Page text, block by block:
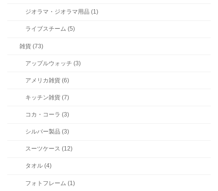
ジオラマ・ジオラマ用品 (1)
ライブスチーム (5)
雑貨 (73)
アップルウォッチ (3)
アメリカ雑貨 (6)
キッチン雑貨 (7)
コカ・コーラ (3)
シルバー製品 (3)
スーツケース (12)
タオル (4)
フォトフレーム (1)